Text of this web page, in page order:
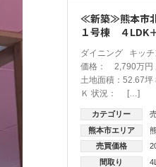
≪新築≫熊本市
１号棟 ４LDK
ダイニング キッ
価格： 2,790万円
土地面積：52.67
Ｋ 状況： […]
カテゴリー
熊本市エリア
売買価格
間取り